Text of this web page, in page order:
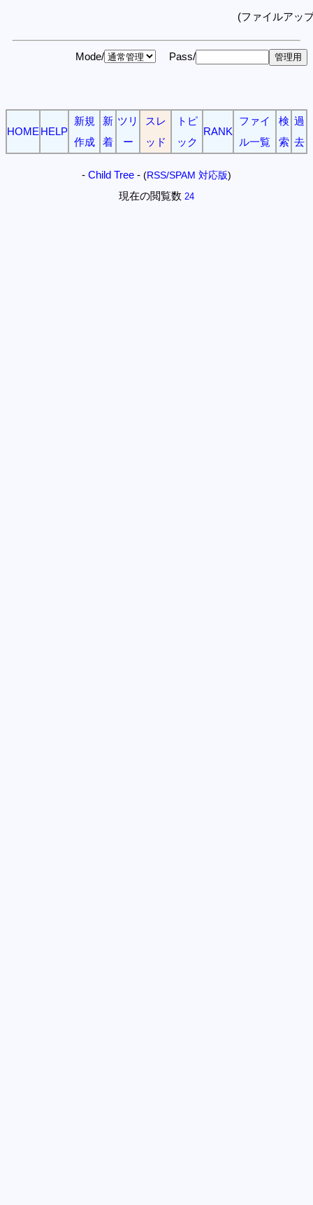
(ファイルアッ
Mode/ Pass/
HOME HELP
新規
作成
新
着
ツリ
ー
スレ
ッド
トピ
ック
RANK
ファイ
ル一覧
検
索
過
去
- Child Tree - (RSS/SPAM 対応版)
現在の閲覧数 24